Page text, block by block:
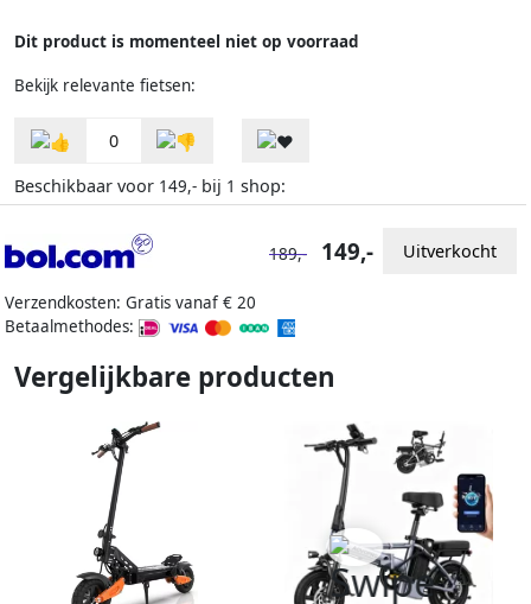
Dit product is momenteel niet op voorraad
Bekijk relevante fietsen:
0
Beschikbaar voor 149,- bij 1 shop:
Verzendkosten: Gratis vanaf € 20
Betaalmethodes:
189,- 149,- Uitverkocht
Vergelijkbare producten